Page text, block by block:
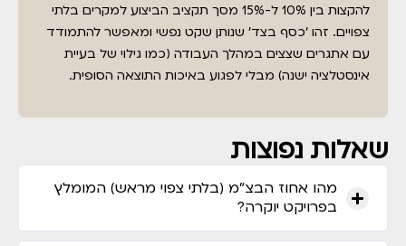
להקצות בין 10% ל-15% מסך תקציב הביצוע למקרים בלתי
צפויים. זהו 'כסף בצד' שנותן שקט נפשי ומאפשר להתמודד
עם אתגרים שצצים במהלך העבודה (כמו גילוי של בעיית
אינסטלציה ישנה) מבלי לפגוע באיכות התוצאה הסופית.
שאלות נפוצות
מהו אחוז הבצ"מ (בלתי צפוי מראש) המומלץ
בפרויקט יוקרה?